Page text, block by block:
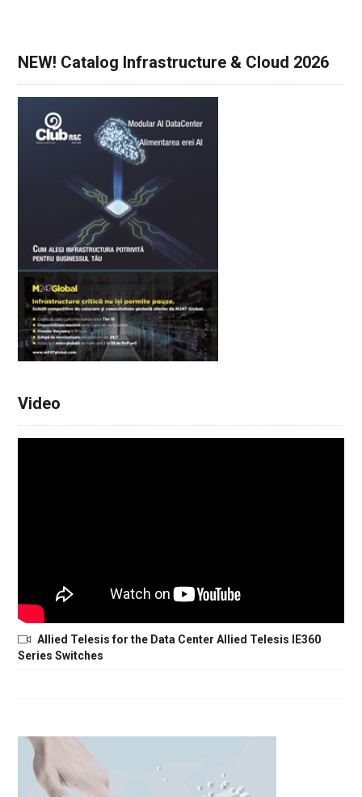
NEW! Catalog Infrastructure & Cloud 2026
Video
Allied Telesis for the Data Center Allied Telesis IE360
Series Switches